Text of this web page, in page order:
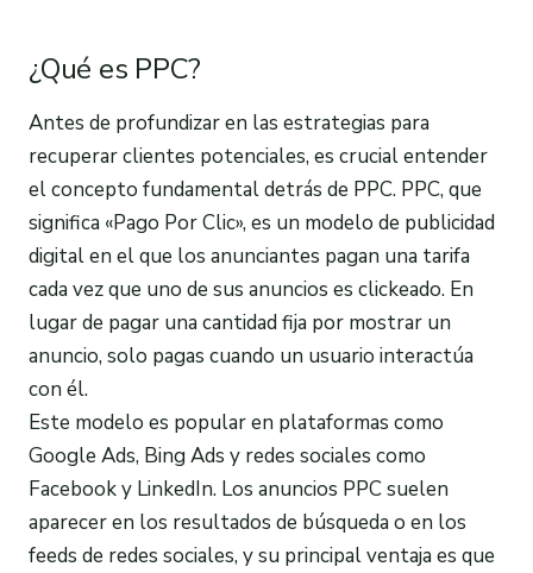
¿Qué es PPC?
Antes de profundizar en las estrategias para
recuperar clientes potenciales, es crucial entender
el concepto fundamental detrás de PPC. PPC, que
significa «Pago Por Clic», es un modelo de publicidad
digital en el que los anunciantes pagan una tarifa
cada vez que uno de sus anuncios es clickeado. En
lugar de pagar una cantidad fija por mostrar un
anuncio, solo pagas cuando un usuario interactúa
con él.
Este modelo es popular en plataformas como
Google Ads, Bing Ads y redes sociales como
Facebook y LinkedIn. Los anuncios PPC suelen
aparecer en los resultados de búsqueda o en los
feeds de redes sociales, y su principal ventaja es que